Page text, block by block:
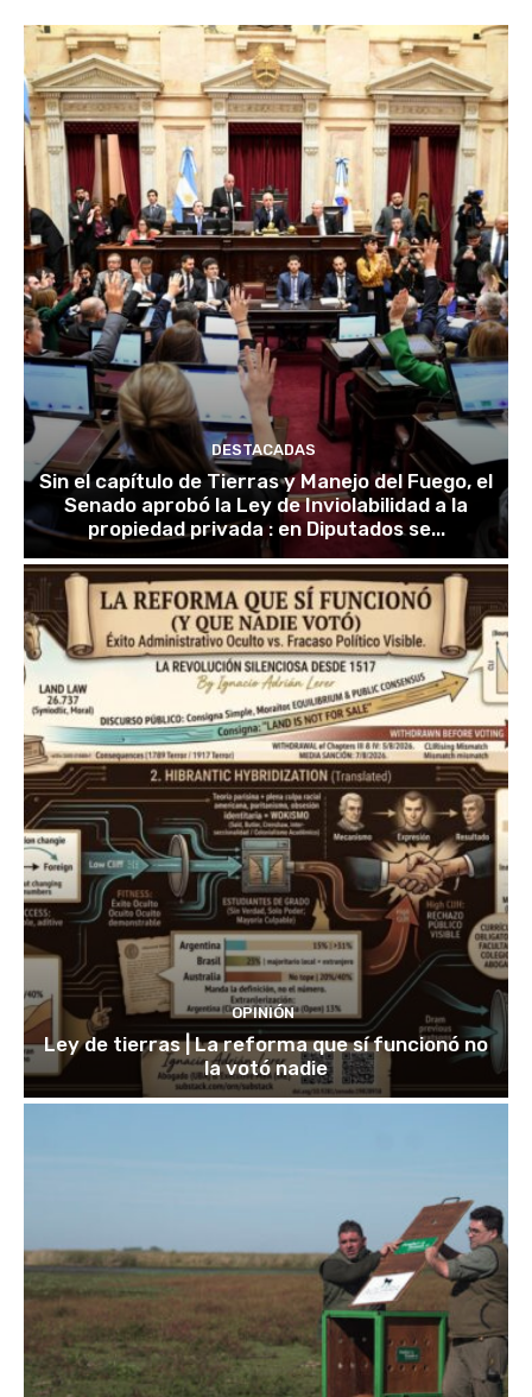
DESTACADAS
Sin el capítulo de Tierras y Manejo del Fuego, el
Senado aprobó la Ley de Inviolabilidad a la
propiedad privada : en Diputados se...
OPINIÓN
Ley de tierras | La reforma que sí funcionó no
la votó nadie